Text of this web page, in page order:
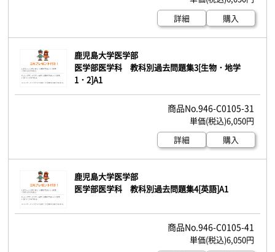
詳細
購入
鹿児島大学医学部
医学部医学科 教科別過去問題集3[生物・地学
1・2]A1
946-C0105-31
6,050円
詳細
購入
鹿児島大学医学部
医学部医学科 教科別過去問題集4[英語]A1
946-C0105-41
6,050円